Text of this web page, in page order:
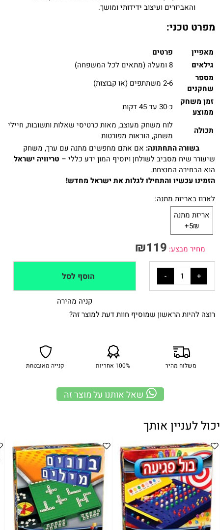
והאביזרים ועיצוב ידידותי ומושך.
מפרט טכני:
מאפיין
פרטים
גילאים
8 ומעלה (מתאים לכל המשפחה)
מספר
שחקנים
2-6 משתתפים (או קבוצות)
זמן משחק
ממוצע
כ-30 עד 45 דקות
תכולה
לוח משחק מעוצב, מאות כרטיסי שאלות ותשובות, חיילי
משחק, הוראות מפורטות
בשורה התחתונה: אם אתם מחפשים מתנה עם ערך, משחק
שיעורר שיח מסביב לשולחן ויוסיף המון ידע כללי – טריוויה ישראל
הוא הבחירה המנצחת.
הזמינו עכשיו והתחילו לגלות את ישראל מחדש!
לארוז באריזת מתנה:
אריזת מתנה
5₪+
מחיר מבצע: ₪119
הוסף לסל
קניה מהירה
רוצה להיות הראשון שמוסיף חוות דעת למוצר זה?
משלוח מהיר 100% אחריות קנייה מאובטחת
שאל אותנו על מוצר זה
יכול לעניין אותך